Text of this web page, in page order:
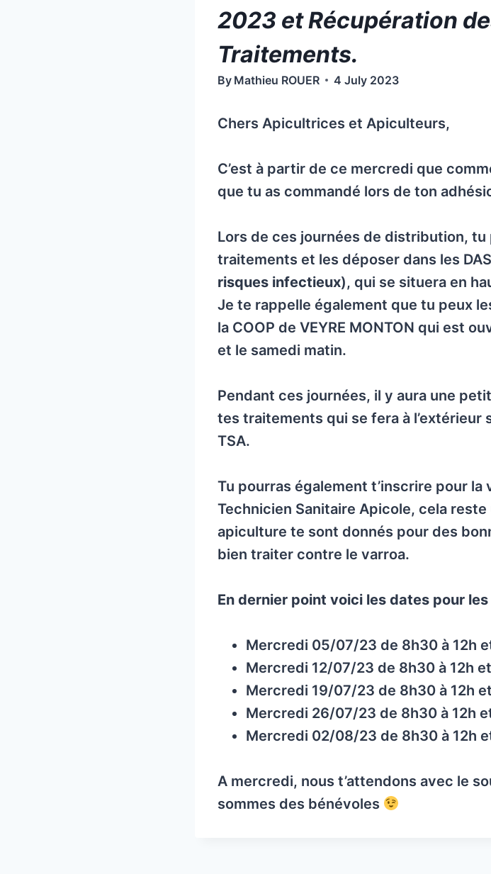
2023 et Récupération
Traitements.
By Mathieu ROUER 4 July 2023
Chers Apicultrices et Apiculteurs,
C’est à partir de ce mercredi que
que tu as commandé lors de ton
Lors de ces journées de distribution,
traitements et les déposer dans les
risques infectieux), qui se situera en
Je te rappelle également que tu peux
la COOP de VEYRE MONTON qui est
et le samedi matin.
Pendant ces journées, il y aura une
tes traitements qui se fera à l’extérieur
TSA.
Tu pourras également t’inscrire pour la
Technicien Sanitaire Apicole, cela
apiculture te sont donnés pour des
bien traiter contre le varroa.
En dernier point voici les dates pour
Mercredi 05/07/23 de 8h30 à 12h
Mercredi 12/07/23 de 8h30 à 12h
Mercredi 19/07/23 de 8h30 à 12h
Mercredi 26/07/23 de 8h30 à 12h
Mercredi 02/08/23 de 8h30 à 12h
A mercredi, nous t’attendons avec le
sommes des bénévoles